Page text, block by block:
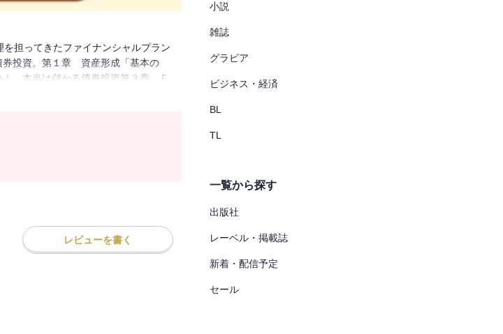
担ってきたファイナンシャルプラン
券投資。第１章 資産形成「基本の
！ 本当は儲かる債券投資第３章 Ｅ
債を狙え！ 米国債売買のタイミン
レビューを書く
小説
雑誌
グラビア
ビジネス・経済
BL
TL
一覧から探す
出版社
レーベル・掲載誌
新着・配信予定
セール